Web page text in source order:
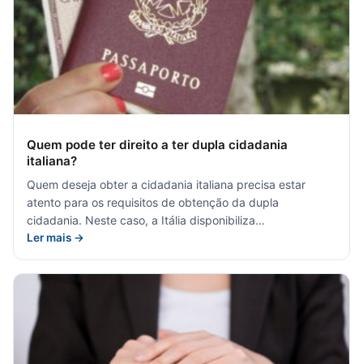
Quem pode ter direito a ter dupla cidadania
italiana?
Quem deseja obter a cidadania italiana precisa estar
atento para os requisitos de obtenção da dupla
cidadania. Neste caso, a Itália disponibiliza…
Ler mais →